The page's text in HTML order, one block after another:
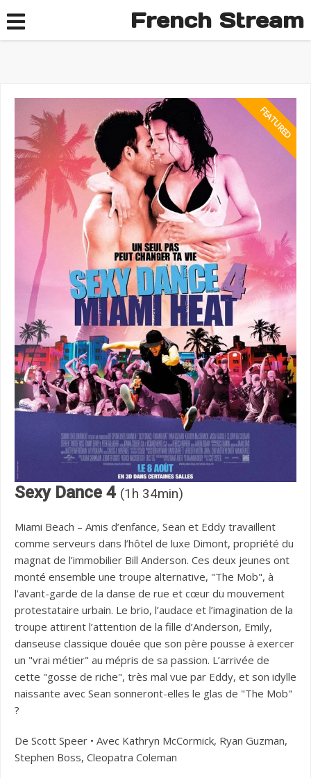
French Stream
Sexy Dance 4 (1h 34min)
Miami Beach – Amis d’enfance, Sean et Eddy travaillent
comme serveurs dans l’hôtel de luxe Dimont, propriété du
magnat de l’immobilier Bill Anderson. Ces deux jeunes ont
monté ensemble une troupe alternative, "The Mob", à
l’avant-garde de la danse de rue et cœur du mouvement
protestataire urbain. Le brio, l’audace et l’imagination de la
troupe attirent l’attention de la fille d’Anderson, Emily,
danseuse classique douée que son père pousse à exercer
un "vrai métier" au mépris de sa passion. L’arrivée de
cette "gosse de riche", très mal vue par Eddy, et son idylle
naissante avec Sean sonneront-elles le glas de "The Mob"
?
De Scott Speer • Avec Kathryn McCormick, Ryan Guzman,
Stephen Boss, Cleopatra Coleman